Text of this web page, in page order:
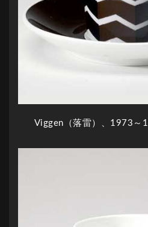
Viggen（落雷）、1973～